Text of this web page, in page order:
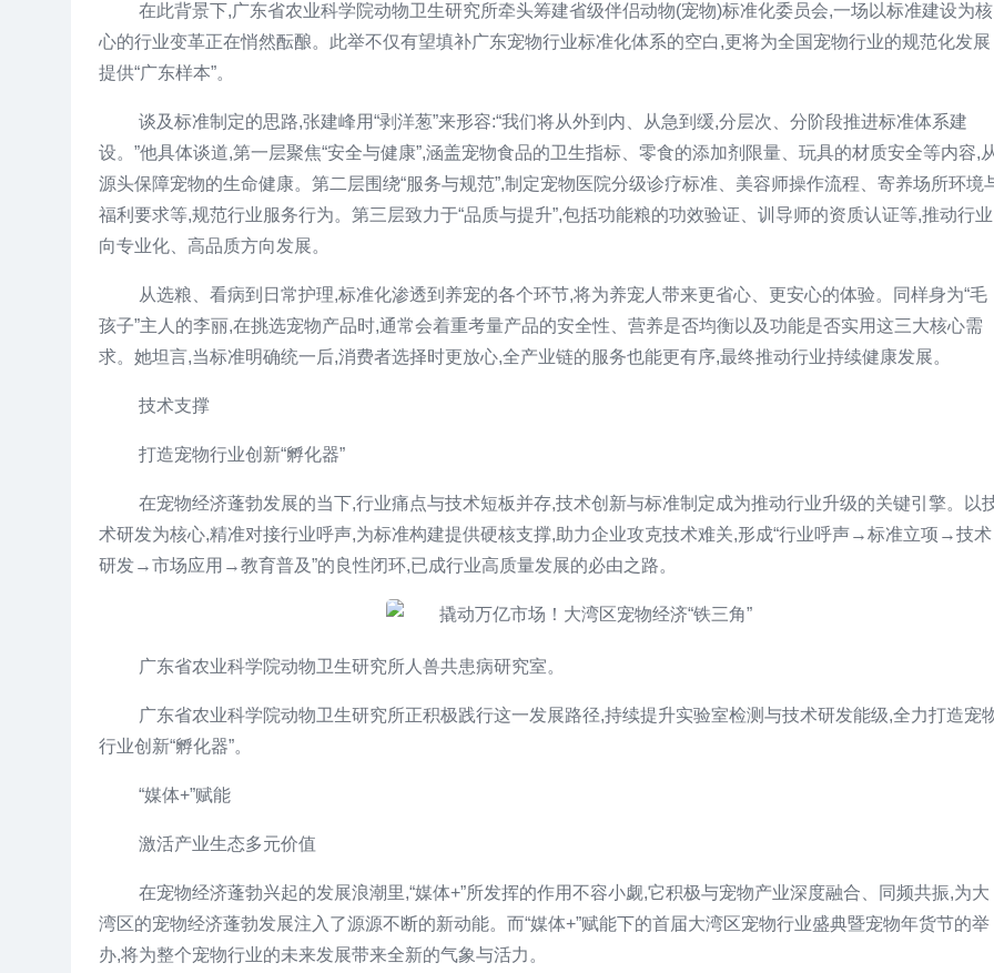
在此背景下,广东省农业科学院动物卫生研究所牵头筹建省级伴侣动物(宠物)标准化委员会,一场以标准建设为核
心的行业变革正在悄然酝酿。此举不仅有望填补广东宠物行业标准化体系的空白,更将为全国宠物行业的规范化发展
提供“广东样本”。
谈及标准制定的思路,张建峰用“剥洋葱”来形容:“我们将从外到内、从急到缓,分层次、分阶段推进标准体系建
设。”他具体谈道,第一层聚焦“安全与健康”,涵盖宠物食品的卫生指标、零食的添加剂限量、玩具的材质安全等内容,
源头保障宠物的生命健康。第二层围绕“服务与规范”,制定宠物医院分级诊疗标准、美容师操作流程、寄养场所环境
福利要求等,规范行业服务行为。第三层致力于“品质与提升”,包括功能粮的功效验证、训导师的资质认证等,推动行业
向专业化、高品质方向发展。
从选粮、看病到日常护理,标准化渗透到养宠的各个环节,将为养宠人带来更省心、更安心的体验。同样身为“毛
孩子”主人的李丽,在挑选宠物产品时,通常会着重考量产品的安全性、营养是否均衡以及功能是否实用这三大核心需
求。她坦言,当标准明确统一后,消费者选择时更放心,全产业链的服务也能更有序,最终推动行业持续健康发展。
技术支撑
打造宠物行业创新“孵化器”
在宠物经济蓬勃发展的当下,行业痛点与技术短板并存,技术创新与标准制定成为推动行业升级的关键引擎。以
术研发为核心,精准对接行业呼声,为标准构建提供硬核支撑,助力企业攻克技术难关,形成“行业呼声→标准立项→技术
研发→市场应用→教育普及”的良性闭环,已成行业高质量发展的必由之路。
广东省农业科学院动物卫生研究所人兽共患病研究室。
广东省农业科学院动物卫生研究所正积极践行这一发展路径,持续提升实验室检测与技术研发能级,全力打造宠
行业创新“孵化器”。
“媒体+”赋能
激活产业生态多元价值
在宠物经济蓬勃兴起的发展浪潮里,“媒体+”所发挥的作用不容小觑,它积极与宠物产业深度融合、同频共振,为大
湾区的宠物经济蓬勃发展注入了源源不断的新动能。而“媒体+”赋能下的首届大湾区宠物行业盛典暨宠物年货节的举
办,将为整个宠物行业的未来发展带来全新的气象与活力。